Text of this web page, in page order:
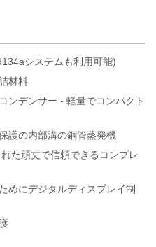
システムも利用可能)
材料
ンデンサー - 軽量でコンパクト
護の内部溝の銅管蒸発機
た頑丈で信頼できるコンプレ
めにデジタルディスプレイ制